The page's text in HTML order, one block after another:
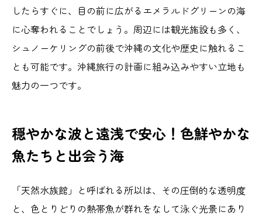
したらすぐに、目の前に広がるエメラルドグリーンの海
に心奪われることでしょう。周辺には観光施設も多く、
シュノーケリングの前後で沖縄の文化や歴史に触れるこ
とも可能です。沖縄旅行の計画に組み込みやすい立地も
魅力の一つです。
穏やかな波と遠浅で安心！色鮮やかな
魚たちと出会う海
「天然水族館」と呼ばれる所以は、その圧倒的な透明度
と、色とりどりの熱帯魚が群れをなして泳ぐ光景にあり